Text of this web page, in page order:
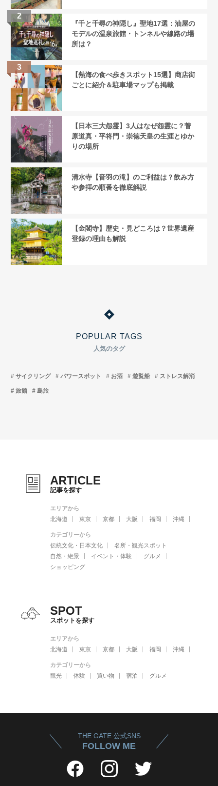
POPULAR TAGS
人気のタグ
サイクリング パワースポット お酒 遊覧船 ストレス解消
旅館 島旅
『千と千尋の神隠し』聖地17選：油屋の
モデルの温泉旅館・トンネルや線路の場
所は？
【熱海の食べ歩きスポット15選】商店街
ごとに紹介＆駐車場マップも掲載
【日本三大怨霊】3人はなぜ怨霊に？菅
原道真・平将門・崇徳天皇の生涯とゆか
りの場所
清水寺【音羽の滝】のご利益は？飲み方
や参拝の順番を徹底解説
【金閣寺】歴史・見どころは？世界遺産
登録の理由も解説
ARTICLE
記事を探す
エリアから
北海道
東京 京都 大阪 福岡 沖縄
カテゴリーから
伝統文化・日本文化
名所・観光スポット
自然・絶景
イベント・体験
グルメ
ショッピング
SPOT
スポットを探す
エリアから
北海道
東京 京都 大阪 福岡 沖縄
カテゴリーから
観光
体験 買い物 宿泊 グルメ
THE GATE 公式SNS
FOLLOW ME